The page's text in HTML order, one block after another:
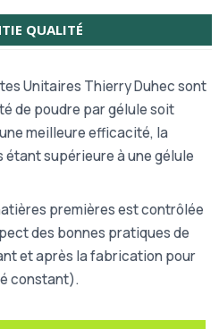
QUALITÉ
Unitaires Thierry Duhec sont
de poudre par gélule soit
meilleure efficacité, la
supérieure à une gélule
premières est contrôlée
des bonnes pratiques de
et après la fabrication pour
constant).